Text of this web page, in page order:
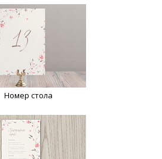
Номер стола